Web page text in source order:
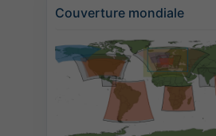
Couverture mondiale